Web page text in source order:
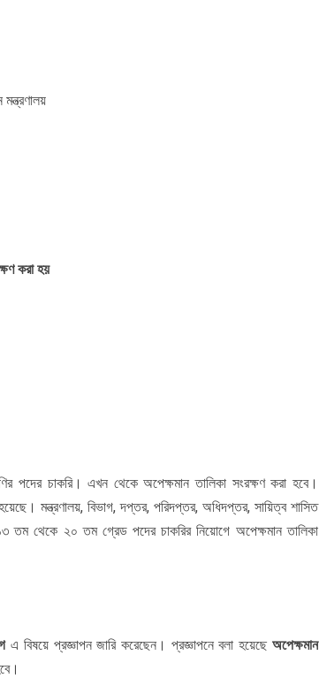
করা হয়
চাকরি। এখন থেকে অপেক্ষমান তালিকা সংরক্ষণ করা হবে।
মন্ত্রণালয়, বিভাগ, দপ্তর, পরিদপ্তর, অধিদপ্তর, সায়িত্ব শাসিত
তম থেকে ২০ তম গ্রেড পদের চাকরির নিয়োগে অপেক্ষমান তালিকা
এ বিষয়ে প্রজ্ঞাপন জারি করেছেন। প্রজ্ঞাপনে বলা হয়েছে অপেক্ষমান